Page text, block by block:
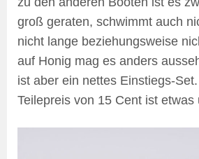
groß geraten, schwimmt auch
nicht lange beziehungsweise
auf Honig mag es anders
ist aber ein nettes Einstiegs-
Teilepreis von 15 Cent ist etwas